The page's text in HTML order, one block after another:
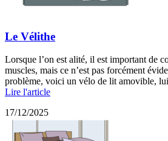
Le Vélithe
Lorsque l’on est alité, il est important de
muscles, mais ce n’est pas forcément
problème, voici un vélo de lit amovible,
Lire l'article
17/12/2025